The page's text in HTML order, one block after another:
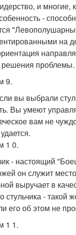
и
-
на
9.
вы выбрали
Вы умеют
вам не
1 0.
- настоящий
он служит
выручает в
стульчика -
его об этом не
1 1.